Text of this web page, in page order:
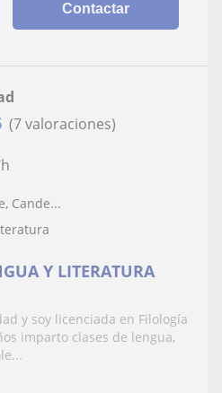
Contactar
(7 valoraciones)
Cande...
Y LITERATURA
y soy licenciada en Filología
imparto clases de lengua,